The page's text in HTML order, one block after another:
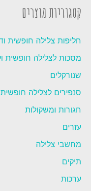
קטגוריות מוצרים
חליפות צלילה חופשית
מסכות לצלילה חופשית
שנורקלים
סנפירים לצלילה חופשית
חגורות ומשקולות
עזרים
מחשבי צלילה
תיקים
ערכות